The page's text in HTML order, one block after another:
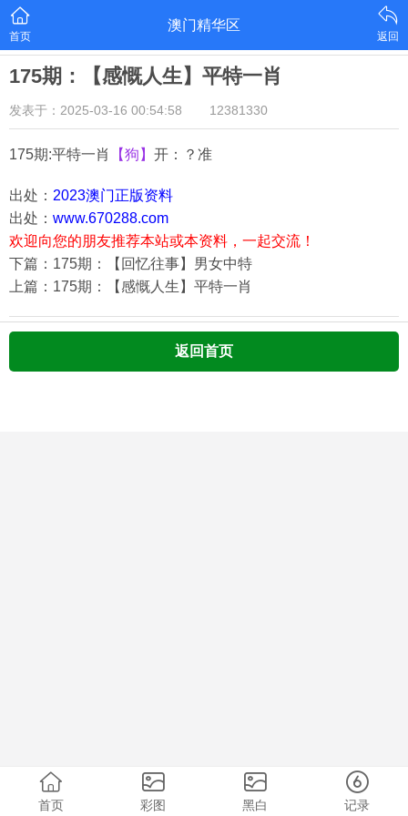
首页
澳门精华区
返回
175期：【感慨人生】平特一肖
发表于：2025-03-16 00:54:58 12381330
175期:平特一肖 【狗】 开：？准
出处： 2023澳门正版资料
出处： www.670288.com
欢迎向您的朋友推荐本站或本资料，一起交流！
下篇：175期：【回忆往事】男女中特
上篇：175期：【感慨人生】平特一肖
返回首页
首页 彩图 黑白 记录